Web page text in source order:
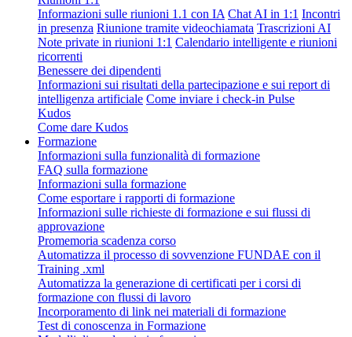
Informazioni sulle riunioni 1.1 con IA Chat AI in 1:1 Incontri
in presenza Riunione tramite videochiamata Trascrizioni AI
Note private in riunioni 1:1 Calendario intelligente e riunioni
ricorrenti
Benessere dei dipendenti
Informazioni sui risultati della partecipazione e sui report di
intelligenza artificiale Come inviare i check-in Pulse
Kudos
Come dare Kudos
Formazione
Informazioni sulla funzionalità di formazione
FAQ sulla formazione
Informazioni sulla formazione
Come esportare i rapporti di formazione
Informazioni sulle richieste di formazione e sui flussi di
approvazione
Promemoria scadenza corso
Automatizza il processo di sovvenzione FUNDAE con il
Training .xml
Automatizza la generazione di certificati per i corsi di
formazione con flussi di lavoro
Incorporamento di link nei materiali di formazione
Test di conoscenza in Formazione